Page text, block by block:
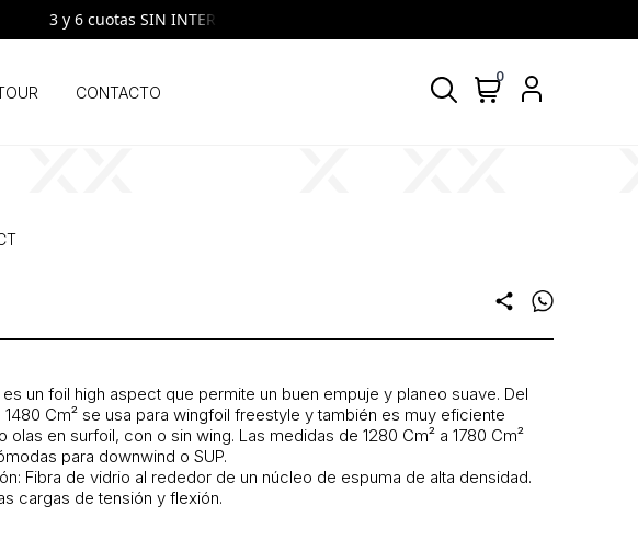
3 y 6 cuotas SIN INTERES | VISA y MASTERCARD | Todos los días, todos los bancos
CONTACTO
0
share
es un foil high aspect que permite un buen empuje y planeo suave. Del
1480 Cm² se usa para wingfoil freestyle y también es muy eficiente
olas en surfoil, con o sin wing. Las medidas de 1280 Cm² a 1780 Cm²
para downwind o SUP.
Fibra de vidrio al rededor de un núcleo de espuma de alta densidad.
cargas de tensión y flexión.